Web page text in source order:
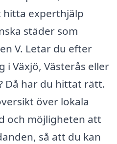
hitta experthjälp
städer som
V. Letar du efter
i Växjö, Västerås eller
Då har du hittat rätt.
över lokala
och möjligheten att
så att du kan